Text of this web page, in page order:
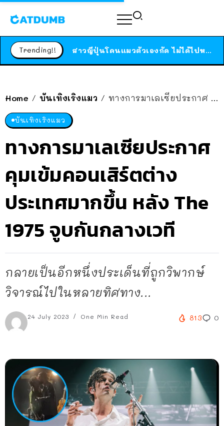
Trending!! ได้เวลาเด็กหนวดรวมตัว RF Online Next เปิดให้เล่นแล้ว เกม Sci-Fi MMORPG ระดับตำนาน เล่นได้ทั้งมือถือและ PC
Home / บันเทิงเริงแมว / ทางการมาเลเซียประกาศ คุมเข้มคอนเสิร์ตต่างประเทศมากขึ้น หลัง The 1975 จูบกันกลางเวที
บันเทิงเริงแมว
ทางการมาเลเซียประกาศ
คุมเข้มคอนเสิร์ตต่าง
ประเทศมากขึ้น หลัง The
1975 จูบกันกลางเวที
กลายเป็นอีกหนึ่งประเด็นที่ถูกวิพากษ์
วิจารณ์ไปในหลายทิศทาง...
24 July 2023 One Min Read 813 0